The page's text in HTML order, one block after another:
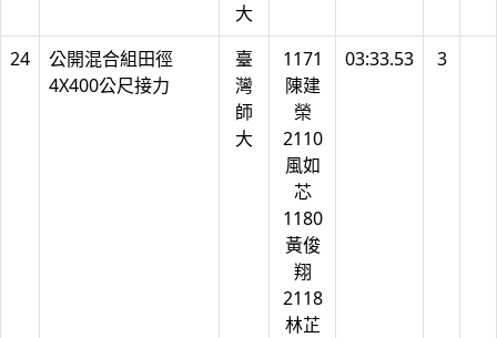
大
24
公開混合組田徑
4X400公尺接力
臺
灣
師
大
1171
陳建
榮
2110
風如
芯
1180
黃俊
翔
2118
林芷
03:33.53 3